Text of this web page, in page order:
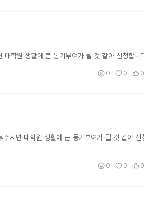
학원 생활에 큰 동기부여가 될 것 같아 신청합니
0 0 0
시면 대학원 생활에 큰 동기부여가 될 것 같아 신
0 0 0